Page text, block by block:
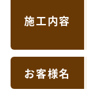
施工内容
お客様名